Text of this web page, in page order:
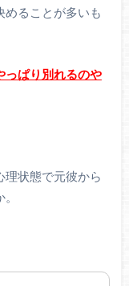
めることが多いも
っぱり別れるのや
理状態で元彼から